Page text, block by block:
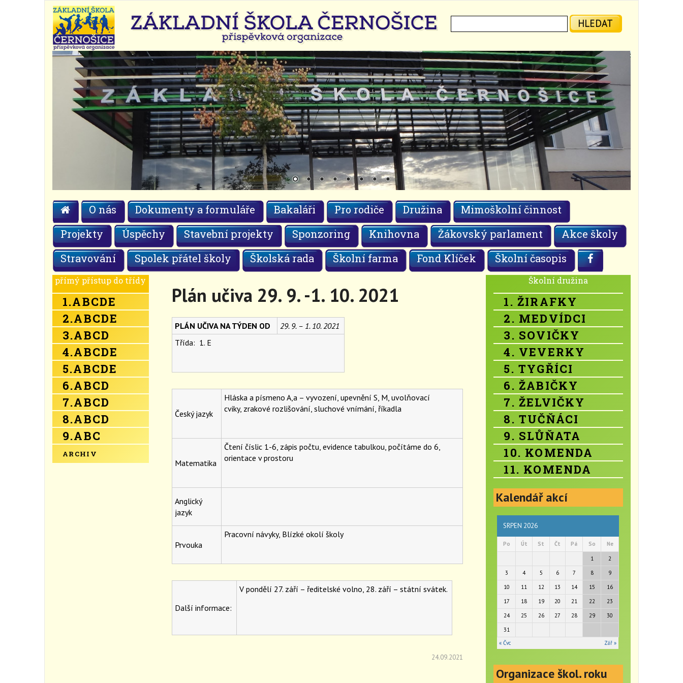
HLEDAT
O nás Dokumenty a formuláře Bakaláři Pro rodiče Družina
Mimoškolní činnost
Projekty
Úspěchy Stavební projekty Sponzoring Knihovna Žákovský parlament
Akce školy
Stravování
Spolek přátel školy Školská rada Školní farma Fond Klíček Školní časopis
přímý přístup do třídy
1.ABCDE
2.ABCDE
3.ABCD
4.ABCDE
5.ABCDE
6.ABCD
7.ABCD
8.ABCD
9.ABC
ARCHIV
Plán učiva 29. 9. -1. 10. 2021
PLÁN UČIVA NA TÝDEN OD
29. 9. – 1. 10. 2021
Třída: 1. E
Český jazyk
Hláska a písmeno A,a – vyvození, upevnění S, M, uvolňovací
cviky, zrakové rozlišování, sluchové vnímání,říkadla
Matematika
Čtení číslic 1-6, zápis počtu, evidence tabulkou, počítáme do 6,
orientace v prostoru
Anglický
jazyk
Prvouka
Pracovní návyky, Blízké okolí školy
Další informace:
V pondělí 27. září – ředitelské volno, 28. září – státní svátek.
24.09.2021
Školní družina
1. ŽIRAFKY
2. MEDVÍDCI
3. SOVIČKY
4. VEVERKY
5. TYGŘÍCI
6. ŽABIČKY
7. ŽELVIČKY
8. TUČŇÁCI
9. SLŮŇATA
10. KOMENDA
11. KOMENDA
Kalendář akcí
SRPEN 2026
Po Út St Čt Pá So Ne
1
2
3
4 5 6 7 8
9
10
11 12 13 14 15
16
17
18 19 20 21 22
23
24
25 26 27 28 29
30
31
« Čvc
Zář »
Organizace škol. roku